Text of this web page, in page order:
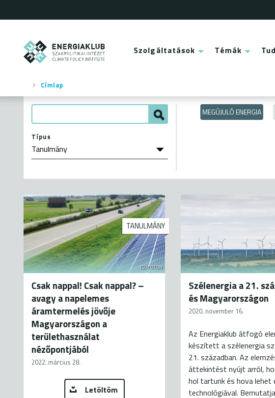
a
ENERGIAKLUB
Main
menu
Szolgáltatások Témák
Morzsa
Címlap
Típus
MEGÚJULÓ ENERGIA
ISOFOTON
TANULMÁNY
Csak nappal! Csak nappal? –
avagy a napelemes
áramtermelés jövője
Magyarországon a
területhasználat
nézőpontjából
2022. március 28.
Letöltöm
Szélenergia a 21.
és Magyarországon
2020. november 16.
Az Energiaklub átfogó
készített a szélenergia
21. században. Az
áttekintést nyújt arról,
hol tartunk és hova lehet
technológiával.